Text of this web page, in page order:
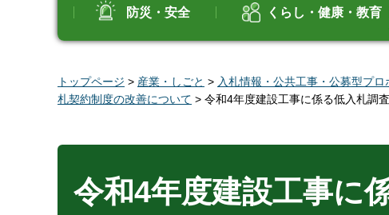
防災・安全 くらし・健康・教育
トップページ > 産業・しごと > 入札情報・公共工事・公募型プロ
札契約制度の改善について > 令和4年度建設工事に係る低入札調
令和4年度建設工事に